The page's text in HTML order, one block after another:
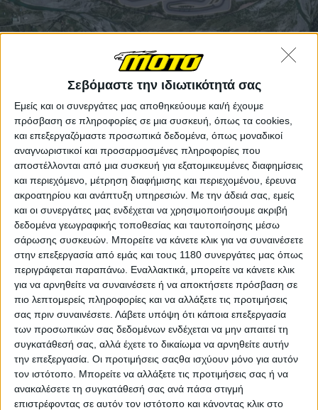
Σεβόμαστε την ιδιωτικότητά σας
Εμείς και οι συνεργάτες μας αποθηκεύουμε και/ή έχουμε
πρόσβαση σε πληροφορίες σε μια συσκευή, όπως τα cookies,
και επεξεργαζόμαστε προσωπικά δεδομένα, όπως μοναδικοί
αναγνωριστικοί και προσαρμοσμένες πληροφορίες που
αποστέλλονται από μια συσκευή για εξατομικευμένες διαφημίσεις
και περιεχόμενο, μέτρηση διαφήμισης και περιεχομένου, έρευνα
ακροατηρίου και ανάπτυξη υπηρεσιών. Με την άδειά σας, εμείς
και οι συνεργάτες μας ενδέχεται να χρησιμοποιήσουμε ακριβή
δεδομένα γεωγραφικής τοποθεσίας και ταυτοποίησης μέσω
σάρωσης συσκευών. Μπορείτε να κάνετε κλικ για να συναινέσετε
στην επεξεργασία από εμάς και τους 1180 συνεργάτες μας όπως
περιγράφεται παραπάνω. Εναλλακτικά, μπορείτε να κάνετε κλικ
για να αρνηθείτε να συναινέσετε ή να αποκτήσετε πρόσβαση σε
πιο λεπτομερείς πληροφορίες και να αλλάξετε τις προτιμήσεις
σας πριν συναινέσετε. Λάβετε υπόψη ότι κάποια επεξεργασία
των προσωπικών σας δεδομένων ενδέχεται να μην απαιτεί τη
συγκατάθεσή σας, αλλά έχετε το δικαίωμα να αρνηθείτε αυτήν
την επεξεργασία. Οι προτιμήσεις σαςθα ισχύουν μόνο για αυτόν
τον ιστότοπο. Μπορείτε να αλλάξετε τις προτιμήσεις σας ή να
ανακαλέσετε τη συγκατάθεσή σας ανά πάσα στιγμή
επιστρέφοντας σε αυτόν τον ιστότοπο και κάνοντας κλικ στο
Οι Αλβανοί έχουν επιλέξει να κατασκευάσουν την
πίστα τους κολλητά στην πόλη του Elbasan εκεί όπου
ο ποταμός Shkumbin‎‎ (Γενούσος) κάνει μία στροφή
δημιουργώντας χώρο.
Μία ενδιαφέρουσα χάραξη δίπλα στο Ελμπασάν - Δεν
αποτυπώνονται εδώ όλες οι διαδρομές
Μπορεί από την πλευρά της κυβέρνησης να κάνουν
λόγο για παγκόσμιες διοργανώσεις F1 κτλ αλλά
ευτυχώς δεν έχουν μείνει σε αυτές από πλευράς
σχεδιασμού και δημιουργούν μία σειρά από χώρους
που με την κατάλληλη διοίκηση μπορούν να
λειτουργήσουν όλο τον χρόνο.
Έχω τονίσει πολλές φορές πως σε χώρες με μηδενικό
εθνικό προϊόν, όπως είμαστε εμείς εδώ στην Ελλάδα,
είναι καταστροφικό να μιλάς για διοργανώσεις
παγκοσμίου. Το παράδειγμα της Τουρκίας ακόμη
λειτουργεί ως υπενθύμιση όσων για χρόνια γράφουμε
ανοικτά: Κόντρα στο παιχνίδι μίζας και